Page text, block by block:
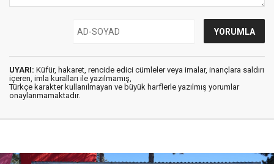
UYARI: Küfür, hakaret, rencide edici cümleler veya imalar, inançlara saldırı
içeren, imla kuralları ile yazılmamış,
Türkçe karakter kullanılmayan ve büyük harflerle yazılmış yorumlar
onaylanmamaktadır.